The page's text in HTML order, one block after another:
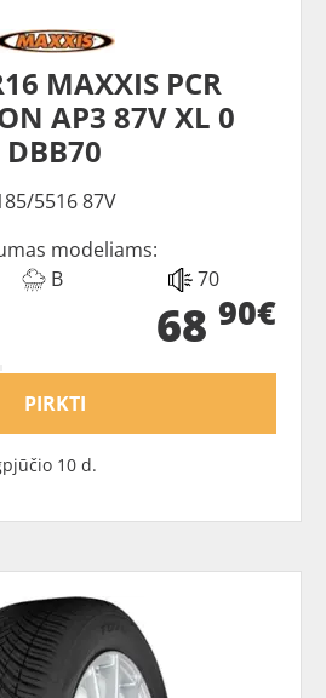
MAXXIS PCR
AP3 87V XL 0
DBB70
5516 87V
modeliams:
B 70
68 90€
PIRKTI
10 d.